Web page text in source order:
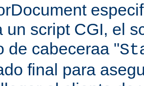
un script CGI, el
de cabeceraa "
final para